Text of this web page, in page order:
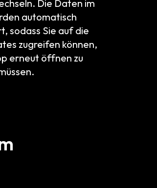
Die Daten im
automatisch
sodass Sie auf die
zugreifen können,
erneut öffnen zu